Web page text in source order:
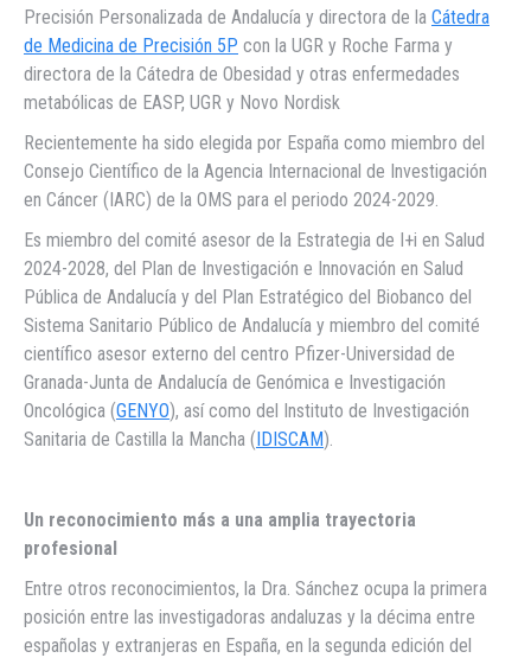
Precisión Personalizada de Andalucía y directora de la Cátedra
de Medicina de Precisión 5P con la UGR y Roche Farma y
directora de la Cátedra de Obesidad y otras enfermedades
metabólicas de EASP, UGR y Novo Nordisk
Recientemente ha sido elegida por España como miembro del
Consejo Científico de la Agencia Internacional de Investigación
en Cáncer (IARC) de la OMS para el periodo 2024-2029.
Es miembro del comité asesor de la Estrategia de I+i en Salud
2024-2028, del Plan de Investigación e Innovación en Salud
Pública de Andalucía y del Plan Estratégico del Biobanco del
Sistema Sanitario Público de Andalucía y miembro del comité
científico asesor externo del centro Pfizer-Universidad de
Granada-Junta de Andalucía de Genómica e Investigación
Oncológica (GENYO), así como del Instituto de Investigación
Sanitaria de Castilla la Mancha (IDISCAM).
Un reconocimiento más a una amplia trayectoria
profesional
Entre otros reconocimientos, la Dra. Sánchez ocupa la primera
posición entre las investigadoras andaluzas y la décima entre
españolas y extranjeras en España, en la segunda edición del